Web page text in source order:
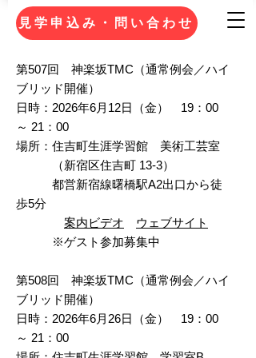
見学申込み・問い合わせ
第507回 神楽坂TMC（通常例会／ハイ
ブリッド開催）
日時：2026年6月12日（金） 19：00
～ 21：00
場所：住吉町生涯学習館 美術工芸室
（新宿区住吉町 13-3）
都営新宿線曙橋駅A2出口から徒
歩5分
案内ビデオ
ウェブサイト
※ゲスト参加募集中
第508回 神楽坂TMC（通常例会／ハイ
ブリッド開催）
日時：2026年6月26日（金） 19：00
～ 21：00